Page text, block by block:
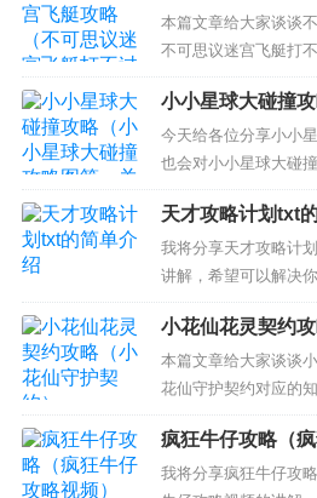
吧少年如何招募队友
起匹配 逃跑吧少年最
吧少年组...
艇打不过怎么办）
本篇文章给大家谈谈
不可思议迷宫飞艇打
望对各位有所帮助，
录一览： 1、不思议
议迷宫天空飞艇优先
怎么选 4、不思议迷
思...
小小星球大碰撞
略图第一关弯管
今天给各位分享小小
也会对小小星球大碰
解释，如果能碰巧解
关注本站，现在开始
星球大碰撞第五关流
图文通关攻略 第三关
大碰撞第四关流...
天才攻略计划txt
我将分享天才攻略计
讲解，希望可以解决
览： 1、《快穿之前
全文，求百度网盘云
么不继续写了 3、《
线阅读全文，求百度
小花仙花灵契约
本篇文章给大家谈谈
花仙守护契约对应的
助，不要忘了收藏本
花仙花灵契约怎么点
得 3、小花仙精灵王
疯狂牛仔攻略（
我将分享疯狂牛仔攻